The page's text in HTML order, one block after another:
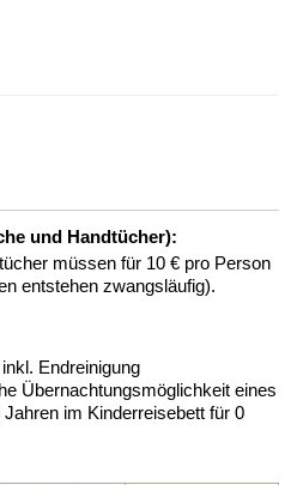
und Handtücher):
müssen für 10 € pro Person
entstehen zwangsläufig).
Endreinigung
Übernachtungsmöglichkeit eines
im Kinderreisebett für 0